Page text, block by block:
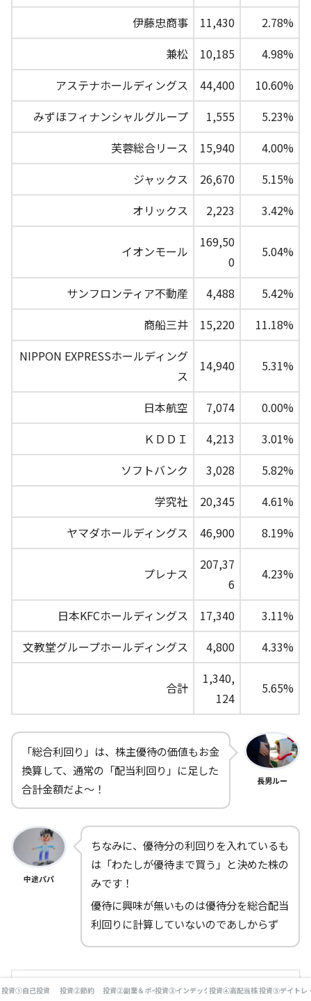
伊藤忠商事
11,430
2.78%
兼松
10,185
4.98%
アステナホールディングス
44,400
10.60%
みずほフィナンシャルグループ
1,555
5.23%
芙蓉総合リース
15,940
4.00%
ジャックス
26,670
5.15%
オリックス
2,223 3.42%
イオンモール
169,50
0
5.04%
サンフロンティア不動産 4,488
5.42%
商船三井
15,220
11.18%
NIPPON EXPRESSホールディング
ス
14,940 5.31%
日本航空 7,074
0.00%
ＫＤＤＩ
4,213
3.01%
ソフトバンク
3,028
5.82%
学究社
20,345
4.61%
ヤマダホールディングス
46,900 8.19%
プレナス
207,37
6
4.23%
日本KFCホールディングス 17,340
3.11%
文教堂グループホールディングス
4,800 4.33%
合計
1,340,
124
5.65%
「総合利回り」は、株主優待の価値もお金
換算して、通常の「配当利回り」に足した
合計金額だよ～！
長男ルー
中途パパ
ちなみに、優待分の利回りを入れているも
は「わたしが優待まで買う」と決めた株の
みです！
優待に興味が無いものは優待分を総合配当
利回りに計算していないのであしからず
ダイヤモンドZAi(ザイ) 2022
投資①自己投資 投資②節約 投資②副業＆ポイ活投資③インデックス投資投資④高配当株投資⑤デイトレ